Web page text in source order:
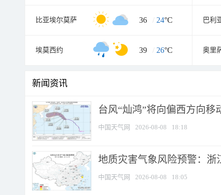
比亚埃尔莫萨 36 / 24°C 巴利
埃莫西约 39 / 26°C 奥里
新闻资讯
台风“灿鸿”将向偏西方向移
中国天气网 2026-08-08 18:18
地质灾害气象风险预警：
中国天气网 2026-08-08 18:05